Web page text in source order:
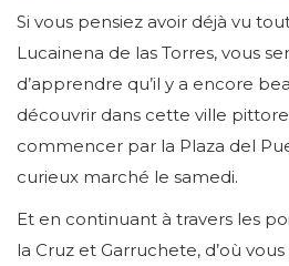
Si vous pensiez avoir déjà vu
Lucainena de las Torres, vous
d’apprendre qu’il y a encore
découvrir dans cette ville
commencer par la Plaza del
curieux marché le samedi.
Et en continuant à travers les
la Cruz et Garruchete, d’où